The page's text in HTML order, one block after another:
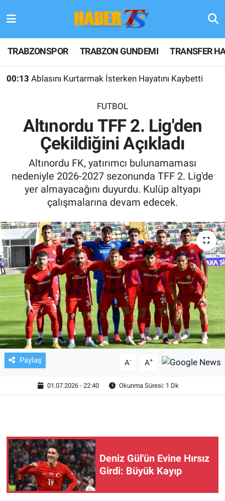
TRABZONSPOR TRABZON GUNDEMI TRANSFER
00:13 Ablasını Kurtarmak İsterken Hayatını Kaybetti
FUTBOL
Altınordu TFF 2. Lig'den
Çekildiğini Açıkladı
Altınordu FK, yatırımcı bulunamaması
nedeniyle 2026-2027 sezonunda TFF 2. Lig'de
yer almayacağını duyurdu. Kulüp altyapı
çalışmalarına devam edecek.
Paylaş A- A+
01.07.2026 - 22:40 Okunma Süresi: 1 Dk
Deniz Gül'ün Evine Hırsız
Girdi: Büyük Kayıp
TRABZONSPOR
TRABZON GUNDEMI
KULİS MEYDANI
1461 TRABZON
FUTBOL
TV VE SİNEMA
BASKETBOL
SAĞLIK
GENEL
KÜLTÜR SANAT
EKONOMİ
ÇEVRE
HABERDE İNSAN
Hava Durumu
Trafik Durumu
Son Dakika Haberleri
Haber Arşivi